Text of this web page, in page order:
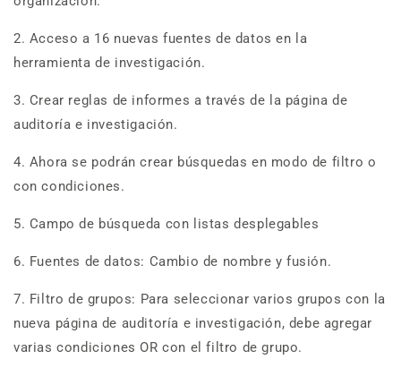
2. Acceso a 16 nuevas fuentes de datos en la
herramienta de investigación.
3. Crear reglas de informes a través de la página de
auditoría e investigación.
4. Ahora se podrán crear búsquedas en modo de filtro o
con condiciones.
5. Campo de búsqueda con listas desplegables
6. Fuentes de datos: Cambio de nombre y fusión.
7. Filtro de grupos: Para seleccionar varios grupos con la
nueva página de auditoría e investigación, debe agregar
varias condiciones OR con el filtro de grupo.